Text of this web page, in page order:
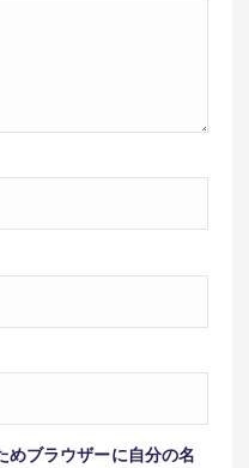
めブラウザーに自分の名